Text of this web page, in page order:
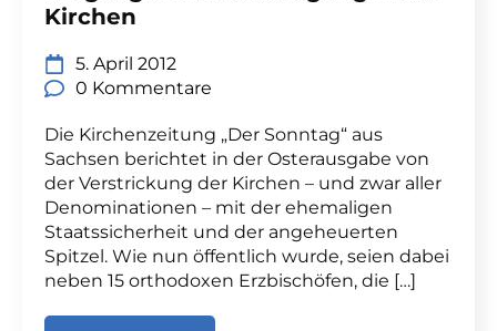
Kirchen
5. April 2012
0 Kommentare
Die Kirchenzeitung „Der Sonntag“ aus
Sachsen berichtet in der Osterausgabe von
der Verstrickung der Kirchen – und zwar aller
Denominationen – mit der ehemaligen
Staatssicherheit und der angeheuerten
Spitzel. Wie nun öffentlich wurde, seien dabei
neben 15 orthodoxen Erzbischöfen, die […]